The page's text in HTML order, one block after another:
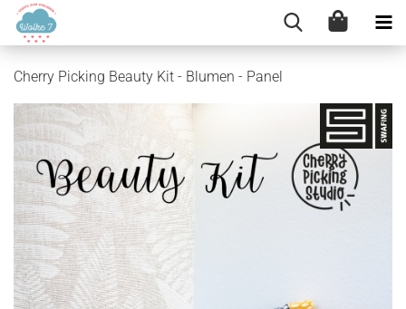
Cherry Picking Beauty Kit - Blumen - Panel